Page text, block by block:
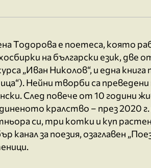
Тодорова е поетеса, която
на български език, две
„Иван Николов“, и една
Нейни творби са
След повече от 10 години
кралство – през 2020
си, три котки и куп
канал за поезия, озаглавен